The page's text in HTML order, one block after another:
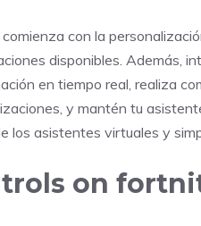
con la
disponibles. Además,
en tiempo real, realiza
y mantén tu
los asistentes virtuales y
on